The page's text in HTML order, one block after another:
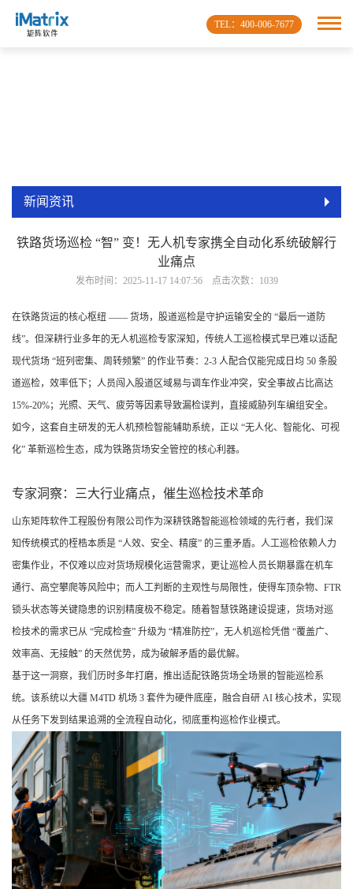
TEL：400-006-7677
新闻资讯
铁路货场巡检 “智” 变！无人机专家携全自动化系统破解行
业痛点
发布时间：2025-11-17 14:07:56 点击次数：1039
在铁路货运的核心枢纽 —— 货场，股道巡检是守护运输安全的 “最后一道防
线”。但深耕行业多年的无人机巡检专家深知，传统人工巡检模式早已难以适配
现代货场 “班列密集、周转频繁” 的作业节奏：2-3 人配合仅能完成日均 50 条股
道巡检，效率低下；人员闯入股道区域易与调车作业冲突，安全事故占比高达
15%-20%；光照、天气、疲劳等因素导致漏检误判，直接威胁列车编组安全。
如今，这套自主研发的无人机预检智能辅助系统，正以 “无人化、智能化、可视
化” 革新巡检生态，成为铁路货场安全管控的核心利器。
专家洞察：三大行业痛点，催生巡检技术革命
山东矩阵软件工程股份有限公司作为深耕铁路智能巡检领域的先行者，我们深
知传统模式的桎梏本质是 “人效、安全、精度” 的三重矛盾。人工巡检依赖人力
密集作业，不仅难以应对货场规模化运营需求，更让巡检人员长期暴露在机车
通行、高空攀爬等风险中；而人工判断的主观性与局限性，使得车顶杂物、FTR
锁头状态等关键隐患的识别精度极不稳定。随着智慧铁路建设提速，货场对巡
检技术的需求已从 “完成检查” 升级为 “精准防控”，无人机巡检凭借 “覆盖广、
效率高、无接触” 的天然优势，成为破解矛盾的最优解。
基于这一洞察，我们历时多年打磨，推出适配铁路货场全场景的智能巡检系
统。该系统以大疆 M4TD 机场 3 套件为硬件底座，融合自研 AI 核心技术，实现
从任务下发到结果追溯的全流程自动化，彻底重构巡检作业模式。